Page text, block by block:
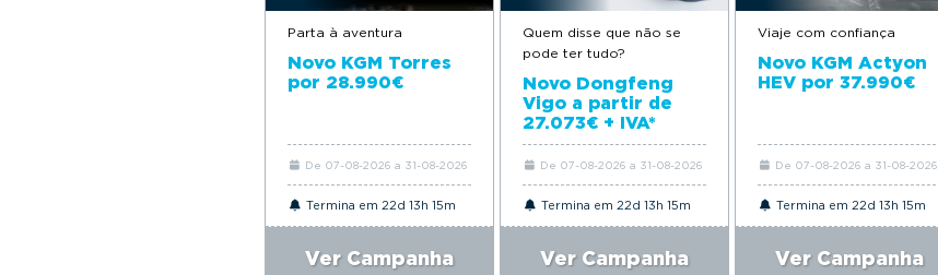
Parta à aventura
Novo KGM Torres
por 28.990€
De 07-08-2026 a 31-08-2026
Termina em 22d 13h 15m
Ver Campanha
Quem disse que não se
pode ter tudo?
Novo Dongfeng
Vigo a partir de
27.073€ + IVA*
De 07-08-2026 a 31-08-2026
Termina em 22d 13h 15m
Ver Campanha
Viaje com confiança
Novo KGM Actyon
HEV por 37.990€
De 07-08-2026 a 31-08-2026
Termina em 22d 13h 15m
Ver Campanha